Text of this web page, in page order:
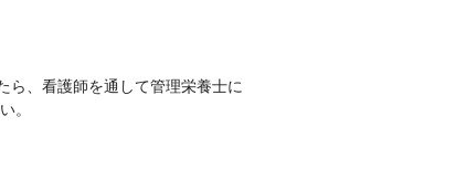
ら、看護師を通して管理栄養士に
。